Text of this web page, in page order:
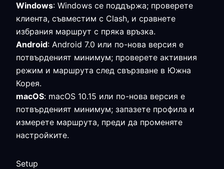
Windows: Windows се поддържа; проверете
клиента, съвместим с Clash, и сравнете
избрания маршрут с пряка връзка.
Android: Android 7.0 или по-нова версия е
потвърденият минимум; проверете активния
режим и маршрута след свързване в Южна
Корея.
macOS: macOS 10.15 или по-нова версия е
потвърденият минимум; запазете профила и
измерете маршрута, преди да променяте
настройките.
Setup